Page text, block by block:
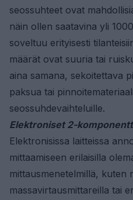
seossuhteet ovat
näin ollen saatavina yli
soveltuu erityisesti
määrät ovat suuria tai
aina samana, sekoitettava
paksua tai
seossuhdevaihteluille.
Elektroniset 2-
Elektronisissa laitteissa
mittaamiseen erilaisilla
mittausmenetelmillä, kuten
massavirtausmittareilla tai